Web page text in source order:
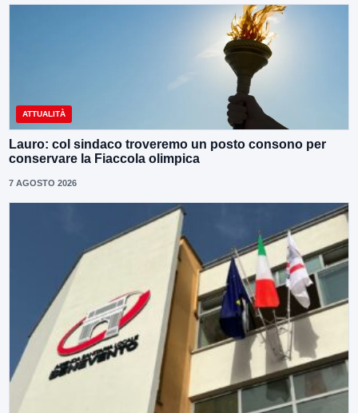
ATTUALITÀ
Lauro: col sindaco troveremo un posto consono per
conservare la Fiaccola olimpica
7 AGOSTO 2026